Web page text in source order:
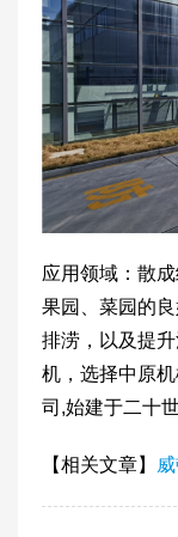
应用领域：散
果园、菜园的
排涝，以及提
机，选择中原
司,始建于二十
【相关文章】